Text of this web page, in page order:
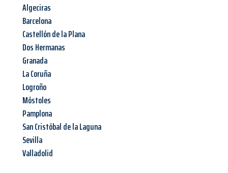
Algeciras
Barcelona
Castellón de la Plana
Dos Hermanas
Granada
La Coruña
Logroño
Móstoles
Pamplona
San Cristóbal de la Laguna
Sevilla
Valladolid